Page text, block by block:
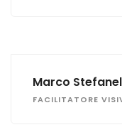
Marco
FACILITATORE